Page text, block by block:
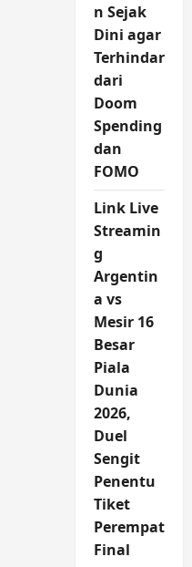
n Sejak
Dini agar
Terhindar
dari
Doom
Spending
dan
FOMO
Link Live
Streamin
g
Argentin
a vs
Mesir 16
Besar
Piala
Dunia
2026,
Duel
Sengit
Penentu
Tiket
Perempat
Final